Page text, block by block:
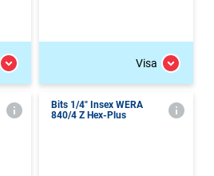
Visa
Bits 1/4" Insex WERA
840/4 Z Hex-Plus